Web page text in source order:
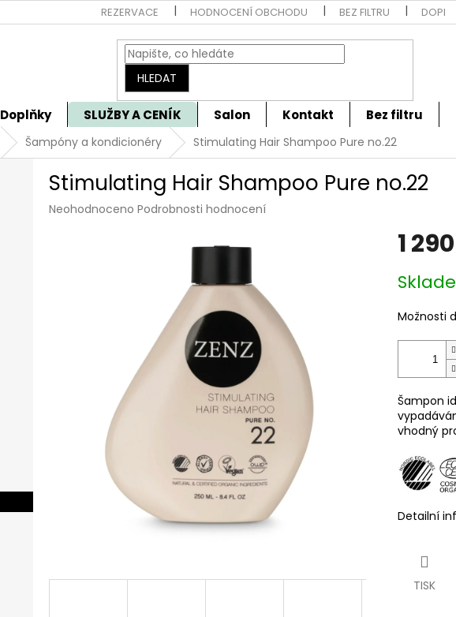
REZERVACE HODNOCENÍ OBCHODU BEZ FILTRU
HLEDAT
Doplňky SLUŽBY A CENÍK Salon Kontakt Bez filtru
Šampóny a kondicionéry Stimulating Hair Shampoo Pure no.22
Stimulating Hair Shampoo Pure no.22
Průměrné
Neohodnoceno Podrobnosti hodnocení
1
cena:
Možnosti
Šampon
vhodný
Detailní
TISK